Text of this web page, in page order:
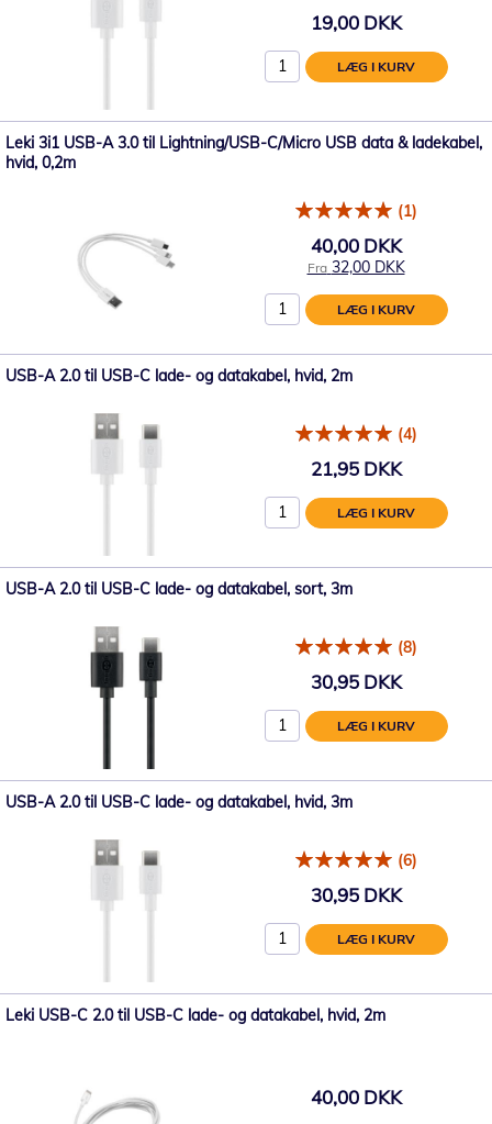
19,00 DKK
LÆG I KURV
Leki 3i1 USB-A 3.0 til Lightning/USB-C/Micro USB data & ladekabel,
hvid, 0,2m
(1)
40,00 DKK
Fra 32,00 DKK
LÆG I KURV
USB-A 2.0 til USB-C lade- og datakabel, hvid, 2m
(4)
21,95 DKK
LÆG I KURV
USB-A 2.0 til USB-C lade- og datakabel, sort, 3m
(8)
30,95 DKK
LÆG I KURV
USB-A 2.0 til USB-C lade- og datakabel, hvid, 3m
(6)
30,95 DKK
LÆG I KURV
Leki USB-C 2.0 til USB-C lade- og datakabel, hvid, 2m
40,00 DKK